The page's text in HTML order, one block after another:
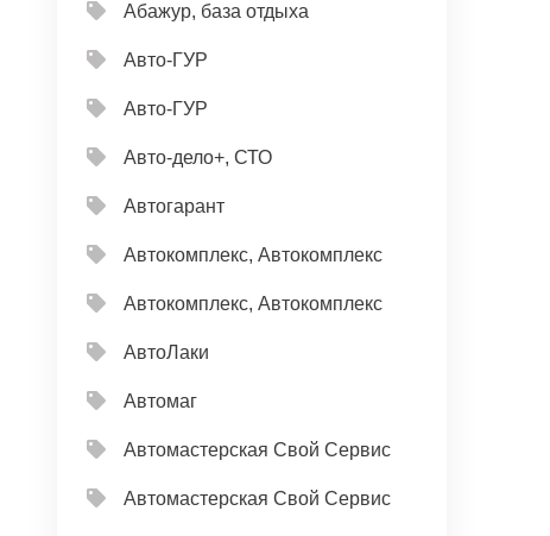
Абажур, база отдыха
Авто-ГУР
Авто-ГУР
Авто-дело+, СТО
Автогарант
Автокомплекс, Автокомплекс
Автокомплекс, Автокомплекс
АвтоЛаки
Автомаг
Автомастерская Свой Сервис
Автомастерская Свой Сервис